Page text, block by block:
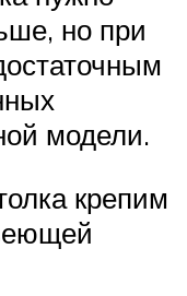
но при
модели.
крепим